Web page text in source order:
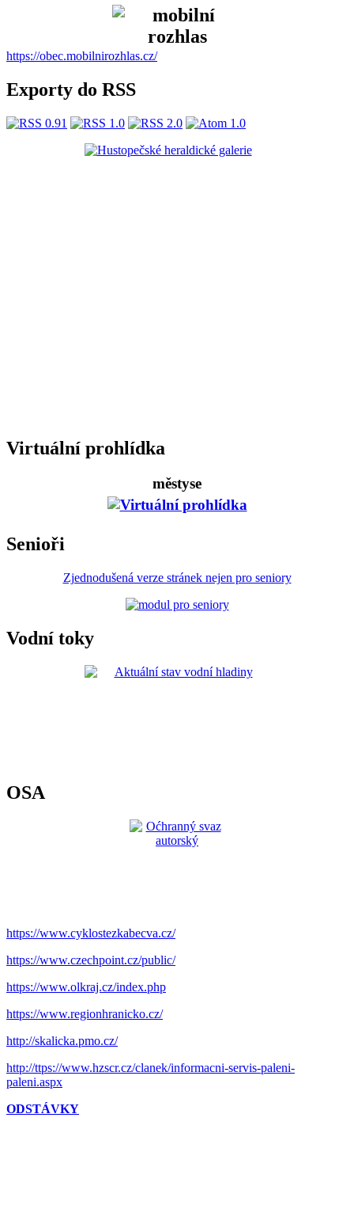
https://obec.mobilnirozhlas.cz/
Exporty do RSS
Virtuální prohlídka
městyse
Senioři
Zjednodušená verze stránek nejen pro seniory
Vodní toky
OSA
https://www.cyklostezkabecva.cz/
https://www.czechpoint.cz/public/
https://www.olkraj.cz/index.php
https://www.regionhranicko.cz/
http://skalicka.pmo.cz/
http://ttps://www.hzscr.cz/clanek/informacni-servis-paleni-
paleni.aspx
ODSTÁVKY